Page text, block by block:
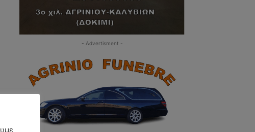
- Advertisment -